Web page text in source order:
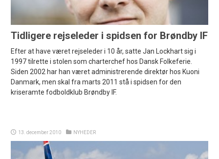
Tidligere rejseleder i spidsen for Brøndby IF
Efter at have været rejseleder i 10 år, satte Jan Lockhart sig i
1997 tilrette i stolen som charterchef hos Dansk Folkeferie.
Siden 2002 har han været administrerende direktør hos Kuoni
Danmark, men skal fra marts 2011 stå i spidsen for den
kriseramte fodboldklub Brøndby IF.
13. december 2010 NYHEDER